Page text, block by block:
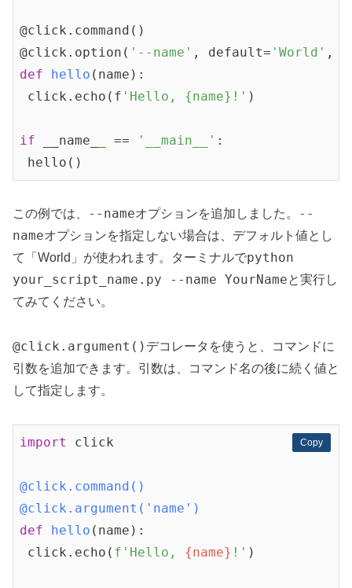
@click.command()
@click.option( '--name' , default= 'World' ,
def
hello (name) :
click.echo(f 'Hello, {name}!' )
if __name_ == '__main__' :
この例では、 --nameオプションを追加しました。
--
nameオプションを指定しない場合は、デフォルト値とし
て「World」が使われます。ターミナルでpython
your_script_name.py --name YourNameと実行し
てみてください。
@click.argument() デコレータを使うと、コマンドに
引数を追加できます。引数は、コマンド名の後に続く値と
して指定します。
Copy
Copy
import click
@click.command()
@click.argument('name')
def
hello (name) :
click.echo( f'Hello, {name} !' )